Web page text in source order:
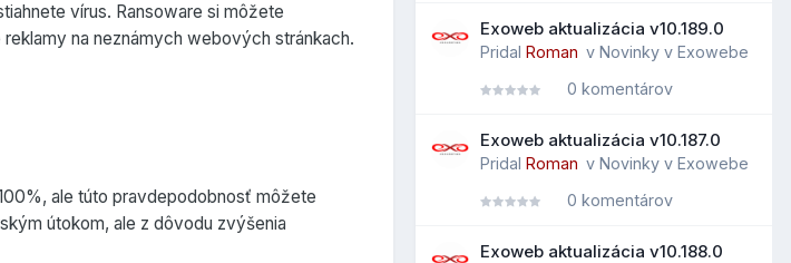
vírus. Ransoware si môžete
na neznámych webových stránkach.
ale túto pravdepodobnosť môžete
útokom, ale z dôvodu zvýšenia
Exoweb aktualizácia v10.189.0
Pridal Roman v Novinky v Exowebe
0 komentárov
Exoweb aktualizácia v10.187.0
Pridal Roman v Novinky v Exowebe
0 komentárov
Exoweb aktualizácia v10.188.0